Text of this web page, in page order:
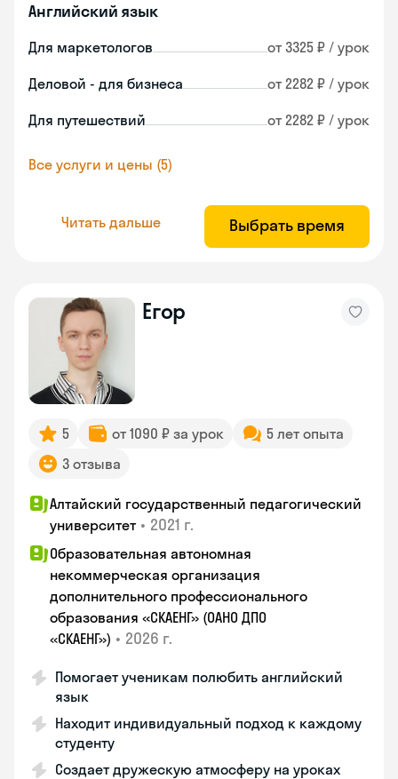
Английский язык
Для маркетологов от 3325 ₽ / урок
Деловой - для бизнеса от 2282 ₽ / урок
Для путешествий от 2282 ₽ / урок
Все услуги и цены (5)
Читать дальше Выбрать время
Егор
5 от 1090 ₽ за урок
5 лет опыта
3 отзыва
Алтайский государственный педагогический
университет • 2021 г.
Образовательная автономная
некоммерческая организация
дополнительного профессионального
образования «СКАЕНГ» (ОАНО ДПО
«СКАЕНГ») • 2026 г.
Помогает ученикам полюбить английский
язык
Находит индивидуальный подход к каждому
студенту
Создает дружескую атмосферу на уроках